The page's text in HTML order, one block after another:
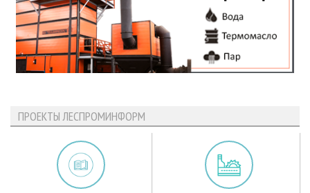
ПРОЕКТЫ ЛЕСПРОМИНФОРМ